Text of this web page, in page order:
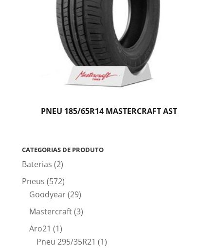
PNEU 185/65R14 MASTERCRAFT AST
CATEGORIAS DE PRODUTO
Baterias (2)
Pneus (572)
Goodyear(29)
Mastercraft(3)
Aro21 (1)
Pneu 295/35R21 (1)